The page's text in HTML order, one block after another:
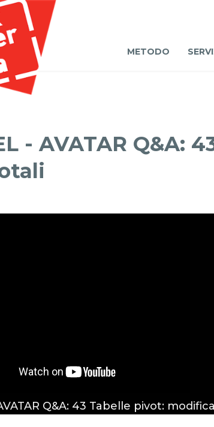
METODO
- AVATAR Q&A:
Q&A: 43 Tabelle pivot: